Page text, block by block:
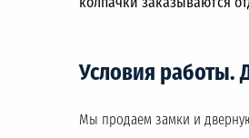
Условия работы.
Мы продаем замки и